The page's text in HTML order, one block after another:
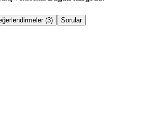
(3) Sorular